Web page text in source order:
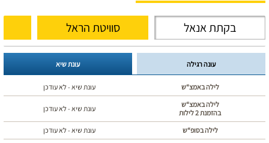
בקתת אנאל סוויטת הראל
עונת שיא עונה רגילה
לילה באמצ“ש
עונת שיא - לא עודכן
לילה באמצ“ש
בהזמנת 2 לילות
עונת שיא - לא עודכן
לילה בסופ“ש
עונת שיא - לא עודכן